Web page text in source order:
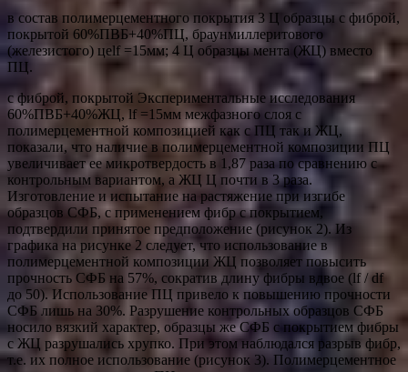
в состав полимерцементного покрытия 3 Ц образцы с фиброй,
покрытой 60%ПВБ+40%ПЦ, браунмиллеритового
(железистого) цеlf =15мм; 4 Ц образцы мента (ЖЦ) вместо
ПЦ.
с фиброй, покрытой Экспериментальные исследования
60%ПВБ+40%ЖЦ, lf =15мм межфазного слоя с
полимерцементной композицией как с ПЦ так и ЖЦ,
показали, что наличие в полимерцементной композиции ПЦ
увеличивает ее микротвердость в 1,87 раза по сравнению с
контрольным вариантом, а ЖЦ Ц почти в 3 раза.
Изготовление и испытание на растяжение при изгибе
образцов СФБ, с применением фибр с покрытием,
подтвердили принятое предположение (рисунок 2). Из
графика на рисунке 2 следует, что использование в
полимерцементной композиции ЖЦ позволяет повысить
прочность СФБ на 57%, сократив длину фибры вдвое (lf / df
до 50). Использование ПЦ привело к повышению прочности
СФБ лишь на 30%. Разрушение контрольных образцов СФБ
носило вязкий характер, образцы же СФБ с покрытием фибры
с ЖЦ разрушались хрупко. При этом наблюдался разрыв фибр,
т.е. их полное использование (рисунок 3). Полимерцементное